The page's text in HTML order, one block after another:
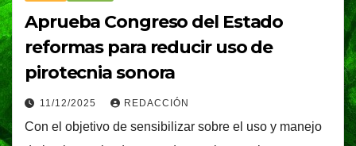
Aprueba Congreso del Estado
reformas para reducir uso de
pirotecnia sonora
11/12/2025 REDACCIÓN
Con el objetivo de sensibilizar sobre el uso y manejo